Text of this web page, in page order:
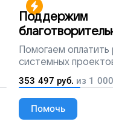
Поддержим
всей России
Помогаем оплатить
системных
благотворительных
353 497 руб. из 1
Помочь